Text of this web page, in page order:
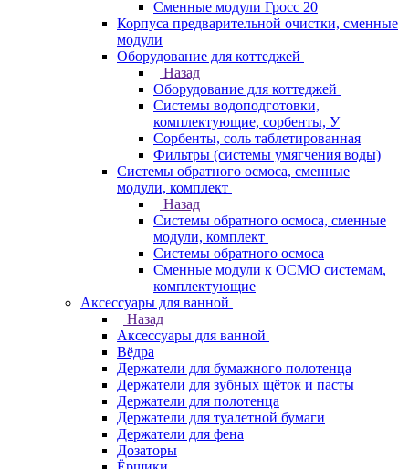
Сменные модули Гросс 20
Корпуса предварительной очистки, сменные
модули
Оборудование для коттеджей
Назад
Оборудование для коттеджей
Системы водоподготовки,
комплектующие, сорбенты, У
Сорбенты, соль таблетированная
Фильтры (системы умягчения воды)
Системы обратного осмоса, сменные
модули, комплект
Назад
Системы обратного осмоса, сменные
модули, комплект
Системы обратного осмоса
Сменные модули к ОСМО системам,
комплектующие
Аксессуары для ванной
Назад
Аксессуары для ванной
Вёдра
Держатели для бумажного полотенца
Держатели для зубных щёток и пасты
Держатели для полотенца
Держатели для туалетной бумаги
Держатели для фена
Дозаторы